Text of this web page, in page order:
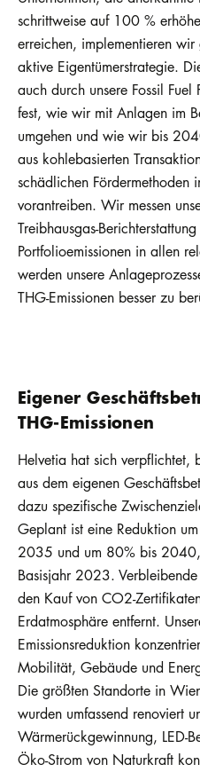
schrittweise auf 100 %
erreichen, implementieren
aktive Eigentümerstrategie.
auch durch unsere Fossil
fest, wie wir mit Anlagen im
umgehen und wie wir bis
aus kohlebasierten
schädlichen Fördermethoden
vorantreiben. Wir messen
Treibhausgas-
Portfolioemissionen in allen
werden unsere
THG-Emissionen besser zu
Eigener
THG-Emissionen
Helvetia hat sich verpflichtet,
aus dem eigenen
dazu spezifische
Geplant ist eine Reduktion
2035 und um 80% bis
Basisjahr 2023.
den Kauf von CO2-
Erdatmosphäre entfernt.
Emissionsreduktion
Mobilität, Gebäude und
Die größten Standorte in
wurden umfassend renoviert
Wärmerückgewinnung, LED-
Öko-Strom von Naturkraft